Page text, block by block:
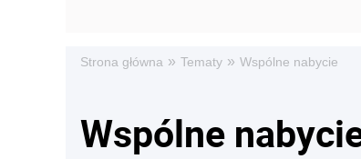
Strona główna » Tematy » Wspólne nabycie
Wspólne